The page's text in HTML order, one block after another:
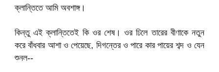
ক্লান্তিতে আমি অবশাঙ্গ।
কিন্তু এই ক্লান্তিতেই কি ওর শেষ। ওর ঢিলে তারের বীণাকে নতুন
করে বাঁধবার আশা ও পেয়েছে, দিগন্তের ও পারে কার পায়ের শব্দ ও যেন
শুনল--